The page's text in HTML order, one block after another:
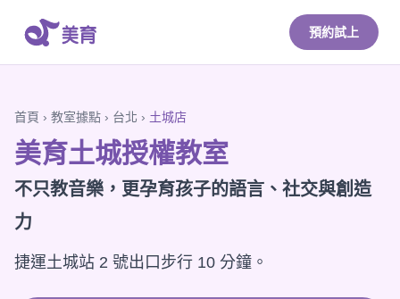
預約試上
首頁 › 教室據點 › 台北 › 土城店
美育土城授權教室
不只教音樂，更孕育孩子的語言、社交與創造
力
捷運土城站 2 號出口步行 10 分鐘。